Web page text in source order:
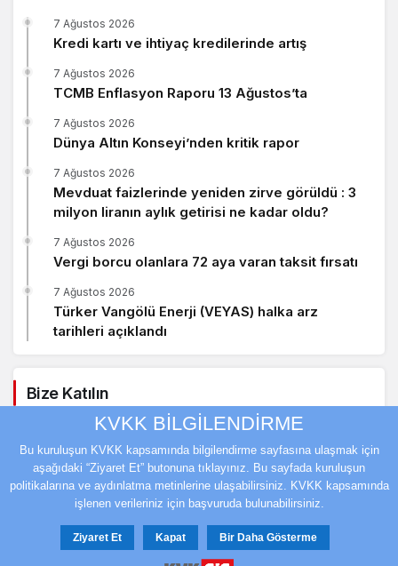
Kredi kartı ve ihtiyaç kredilerinde artış
7 Ağustos 2026
TCMB Enflasyon Raporu 13 Ağustos’ta
7 Ağustos 2026
Dünya Altın Konseyi’nden kritik rapor
7 Ağustos 2026
Mevduat faizlerinde yeniden zirve görüldü : 3
milyon liranın aylık getirisi ne kadar oldu?
7 Ağustos 2026
Vergi borcu olanlara 72 aya varan taksit fırsatı
7 Ağustos 2026
Türker Vangölü Enerji (VEYAS) halka arz
tarihleri açıklandı
7 Ağustos 2026
Bize Katılın
Youtube Instagram
KVKK BİLGİLENDİRME
Bu kuruluşun KVKK kapsamında bilgilendirme sayfasına ulaşmak için
aşağıdaki “Ziyaret Et” butonuna tıklayınız. Bu sayfada kuruluşun
politikalarına ve aydınlatma metinlerine ulaşabilirsiniz. KVKK kapsamında
işlenen verileriniz için başvuruda bulunabilirsiniz.
Ziyaret Et Kapat Bir Daha Gösterme